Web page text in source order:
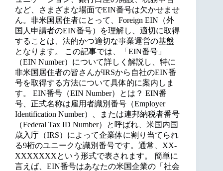
など、さまざまな場面でEIN番号は欠かせませ
ん。非米国居住者にとって、Foreign EIN（外
国人申請者のEIN番号）を理解し、適切に取得
することは、法的かつ適切な事業運営の基盤
となります。 この記事では、「EIN番号」
（EIN Number）について詳しく解説し、特に
非米国居住者の皆さんがIRSから自社のEIN番
号を取得する方法について具体的に案内しま
す。 EIN番号（EIN Number）とは？ EIN番
号、正式名称は雇用者識別番号（Employer
Identification Number）、または連邦納税者番号
（Federal Tax ID Number）と呼ばれ、米国内国
歳入庁（IRS）によって企業体に割り当てられ
る9桁のユニークな識別番号です。通常、XX-
XXXXXXXという形式で表されます。 簡単に
言えば、EIN番号はあなたの米国企業の「社会